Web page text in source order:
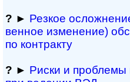
? ► Резкое
вен­ное измене­ние)
по контракту
? ► Риски и проблемы